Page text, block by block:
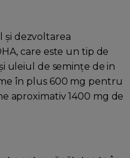
și dezvoltarea
care este un tip de
uleiul de semințe de in
în plus 600 mg pentru
aproximativ 1400 mg de